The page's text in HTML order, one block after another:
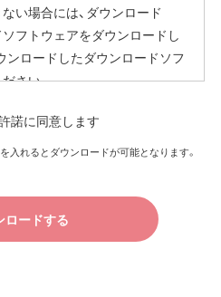
い場合には、ダウンロード
フトウェアをダウンロードし
ンロードしたダウンロードソフ
さい。
ウェア使用許諾契約
社といいます）は、お客様がダウ
た商品（以下、購入商品といい
約に基づく修理を実施する際
およびそれに含まれるソフト
諾に同意します
入れるとダウンロードが可能となります。
ロードする